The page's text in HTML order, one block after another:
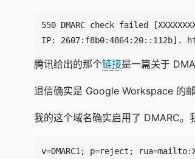
IP: 2607:f8b0:4864:20::112b].
腾讯给出的那个链接是一篇关于
退信确实是 Google Workspace 的
我的这个域名确实启用了 DMARC。